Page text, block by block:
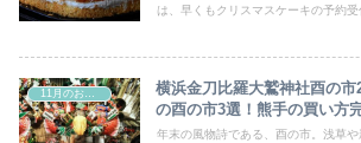
は、早くもクリスマスケーキの予約受
11月のお祭り
横浜金刀比羅大鷲神社酉の市
の酉の市3選！熊手の買い方
年末の風物詩である、酉の市。浅草